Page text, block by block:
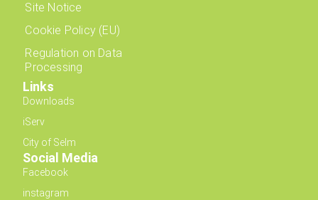
Site Notice
Cookie Policy (EU)
Regulation on Data
Processing
Links
Downloads
iServ
City of Selm
Social Media
Facebook
instagram